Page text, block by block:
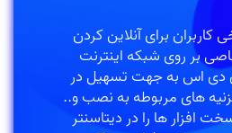
کاربران برای آنلاین کردن
بر روی شبکه اینترنت
دی اس به جهت تسهیل در
های مربوطه به نصب و..
افزار ها را در دیتاسنتر